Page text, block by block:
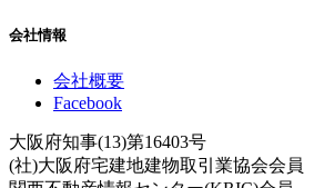
会社情報
会社概要
Facebook
大阪府知事(13)第16403号
(社)大阪府宅建地建物取引業協会会員